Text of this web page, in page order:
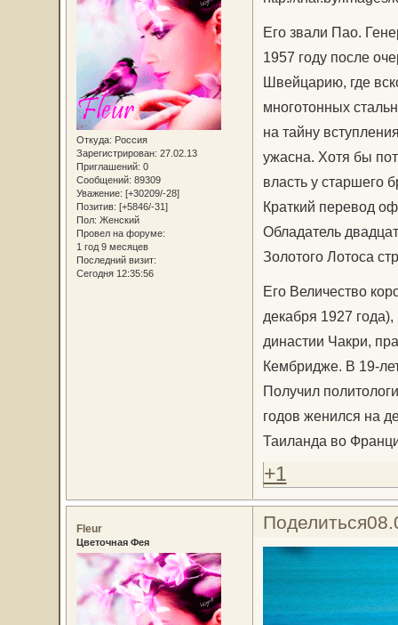
Откуда: Россия
Зарегистрирован: 27.02.13
Приглашений: 0
Сообщений: 89309
Уважение: [+30209/-28]
Позитив: [+5846/-31]
Пол: Женский
Провел на форуме:
1 год 9 месяцев
Последний визит:
Сегодня 12:35:56
Его звали Пао.
1957 году после
Швейцарию, где
многотонных
на тайну
ужасна. Хотя бы
власть у старшего
Краткий перевод
Обладатель
Золотого Лотоса
Его Величество
декабря 1927
династии Чакри,
Кембридже. В 19-
Получил
годов женился на
Таиланда во
+1
Поделиться
Fleur
Цветочная Фея